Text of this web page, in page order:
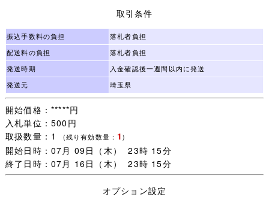
・オークション終了後(休業日を除く)24時間以内のご連絡
(取引開始)、送料連絡後金融機関の3営業日以内のご入金、
をご承諾いただける方のみご検討下さいますようお願いし
ます。
・一週間以内にご落札いただいた品については同梱包いた
します。
ご注意：一緒に発送する品を、すべてご落札いただいてか
らお取引を開始してください。
取引ナビで一覧に表示されない品は同梱包できません。落
札手続き【 取引開始 】をすると、その後のご落札は別梱
包になります。
取引条件
振込手数料の負担 落札者負担
配送料の負担 落札者負担
発送時期 入金確認後一週間以内に発送
発送元 埼玉県
開始価格：*****円
入札単位：500円
取扱数量：1
(残り有効数量： 1)
開始日時：07月 09日（木） 23時 15分
終了日時：07月 16日（木） 23時 15分
オプション設定